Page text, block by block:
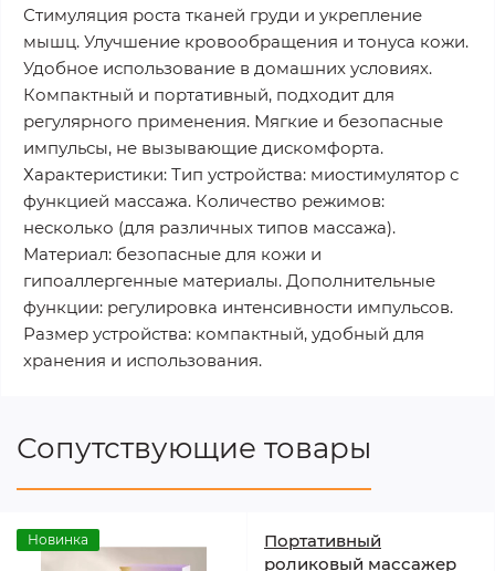
Стимуляция роста тканей груди и укрепление
мышц. Улучшение кровообращения и тонуса кожи.
Удобное использование в домашних условиях.
Компактный и портативный, подходит для
регулярного применения. Мягкие и безопасные
импульсы, не вызывающие дискомфорта.
Характеристики: Тип устройства: миостимулятор с
функцией массажа. Количество режимов:
несколько (для различных типов массажа).
Материал: безопасные для кожи и
гипоаллергенные материалы. Дополнительные
функции: регулировка интенсивности импульсов.
Размер устройства: компактный, удобный для
хранения и использования.
Сопутствующие товары
Новинка
Портативный
роликовый массажер